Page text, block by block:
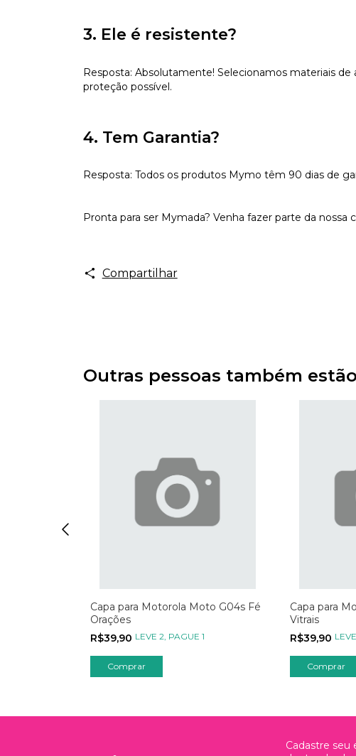
3. Ele é resistente?
Resposta: Absolutamente! Selecionamos materiais
proteção possível.
4. Tem Garantia?
Resposta: Todos os produtos Mymo têm 90 dias de
Pronta para ser Mymada? Venha fazer parte da
Compartilhar
Outras pessoas também
Capa para Motorola Moto G04s Fé
Orações
R$39,90 LEVE 2, PAGUE 1
Comprar
Capa para
Vitrais
R$39,90
Comprar
Cadastre seu